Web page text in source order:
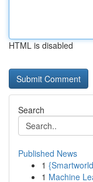
HTML is disabled
Search
Published News
1
1 Machine